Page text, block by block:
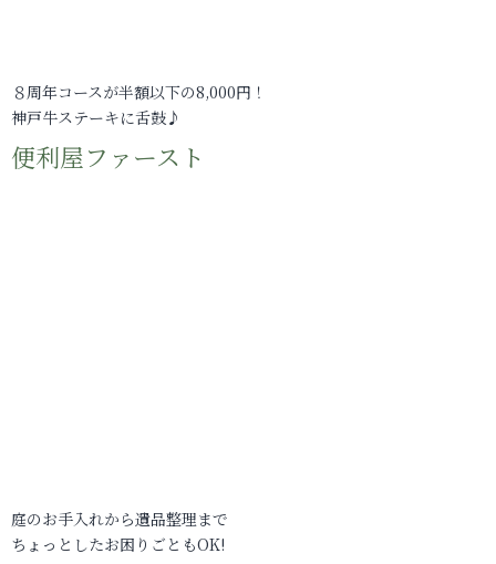
８周年コースが半額以下の8,000円！
神戸牛ステーキに舌鼓♪
便利屋ファースト
庭のお手入れから遺品整理まで
ちょっとしたお困りごともOK!